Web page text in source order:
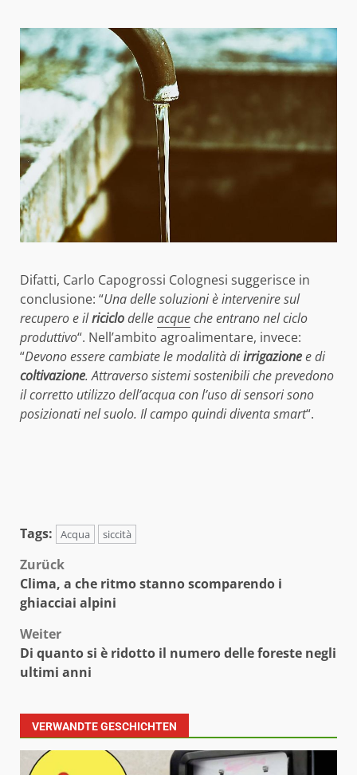
Difatti, Carlo Capogrossi Colognesi suggerisce in
conclusione: “Una delle soluzioni è intervenire sul
recupero e ilriciclodelleacqueche entrano nel ciclo
produttivo“. Nell’ambito agroalimentare, invece:
“Devono essere cambiate le modalità diirrigazionee di
coltivazione. Attraverso sistemi sostenibili che prevedono
il corretto utilizzo dell’acqua con l’uso di sensori sono
posizionati nel suolo. Il campo quindi diventa smart“.
Tags: Acqua siccità
Beitragsnavigation
Zurück
Clima, a che ritmo stanno scomparendo i
ghiacciai alpini
Weiter
Di quanto si è ridotto il numero delle foreste negli
ultimi anni
VERWANDTE GESCHICHTEN